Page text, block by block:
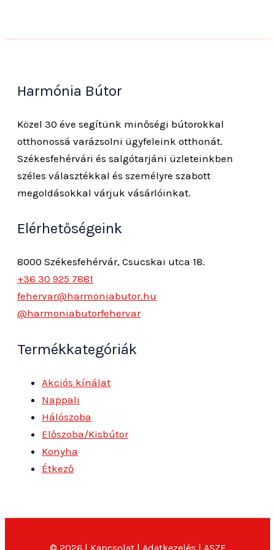
Harmónia Bútor
Közel 30 éve segítünk minőségi bútorokkal
otthonossá varázsolni ügyfeleink otthonát.
Székesfehérvári és salgótarjáni üzleteinkben
széles választékkal és személyre szabott
megoldásokkal várjuk vásárlóinkat.
Elérhetőségeink
8000 Székesfehérvár, Csucskai utca 18.
+36 30 925 7881
fehervar@harmoniabutor.hu
@harmoniabutorfehervar
Termékkategóriák
Akciós kínálat
Nappali
Hálószoba
Előszoba/Kisbútor
Konyha
Étkező